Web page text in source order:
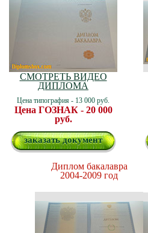
СМОТРЕТЬ ВИДЕО
ДИПЛОМА
Цена типография - 13 000 руб.
Цена ГОЗНАК - 20 000
руб.
заказать документ
Диплом бакалавра
2004-2009 год